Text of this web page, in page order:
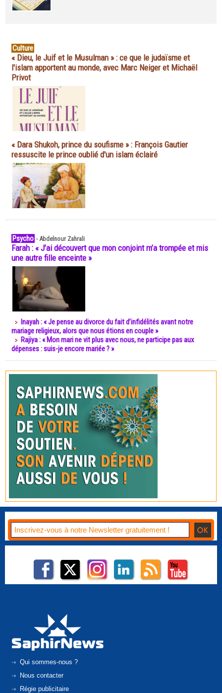
Culture
« Dieu, le Juif et le Musulman » : ce que le judaïsme et
l'islam apportent au monde, avec Marc Neiger et Michaël
Privot
« Dara Shukoh, prince du soufisme » : François Gautier
ressuscite le prince oublié d'un islam éclairé
Psycho -Abdelnour Zahrali
Farah : « J’ai découvert que mon conjoint m’a trompée et mis
une autre fille enceinte »
Inayah : « Je pense au divorce du fait d’infidélités avant notre
mariage religieux, alors que nous étions en couple »
Rajiya : « Mon mari ne vit plus avec nous, ne participe pas aux
dépenses : suis-je encore mariée ? »
Qui sommes-nous ?
Nous contacter
Régie publicitaire